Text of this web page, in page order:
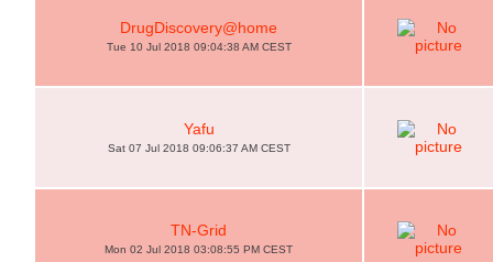
DrugDiscovery@home
Tue 10 Jul 2018 09:04:38 AM CEST
Yafu
Sat 07 Jul 2018 09:06:37 AM CEST
TN-Grid
Mon 02 Jul 2018 03:08:55 PM CEST